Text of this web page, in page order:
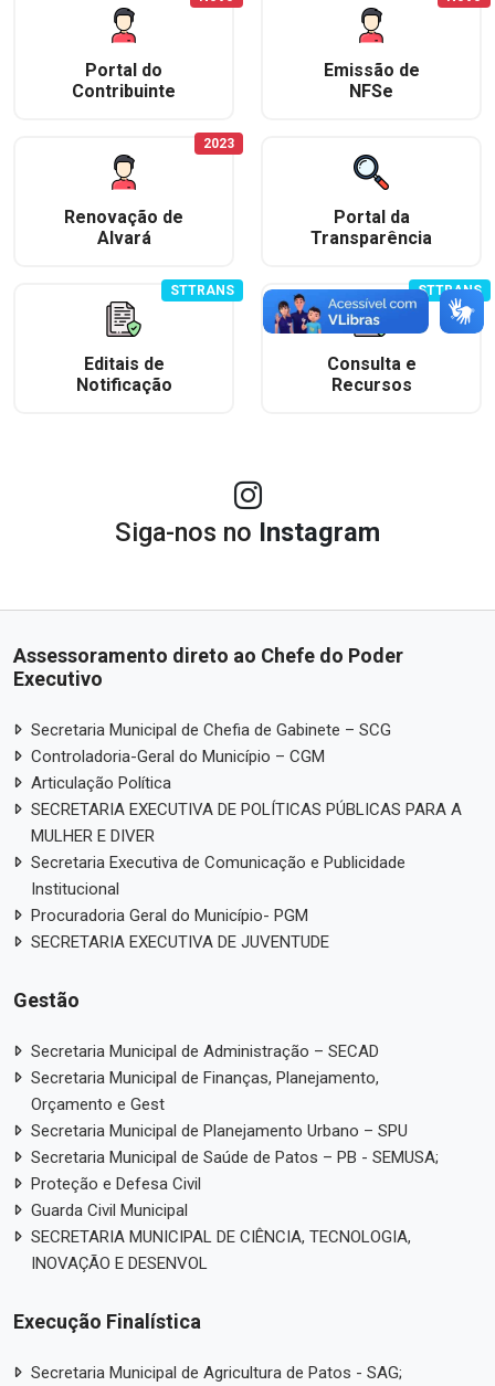
Portal do
Contribuinte
Emissão de
NFSe
Renovação de
Alvará
2023
Portal da
Transparência
Editais de
Notificação
STTRANS
Consulta e
Recursos
STTRANS
Siga-nos no Instagram
Assessoramento direto ao Chefe do Poder
Executivo
Secretaria Municipal de Chefia de Gabinete – SCG
Controladoria-Geral do Município – CGM
Articulação Política
SECRETARIA EXECUTIVA DE POLÍTICAS PÚBLICAS PARA A
MULHER E DIVER
Secretaria Executiva de Comunicação e Publicidade
Institucional
Procuradoria Geral do Município- PGM
SECRETARIA EXECUTIVA DE JUVENTUDE
Gestão
Secretaria Municipal de Administração – SECAD
Secretaria Municipal de Finanças, Planejamento,
Orçamento e Gest
Secretaria Municipal de Planejamento Urbano – SPU
Secretaria Municipal de Saúde de Patos – PB - SEMUSA;
Proteção e Defesa Civil
Guarda Civil Municipal
SECRETARIA MUNICIPAL DE CIÊNCIA, TECNOLOGIA,
INOVAÇÃO E DESENVOL
Execução Finalística
Secretaria Municipal de Agricultura de Patos - SAG;